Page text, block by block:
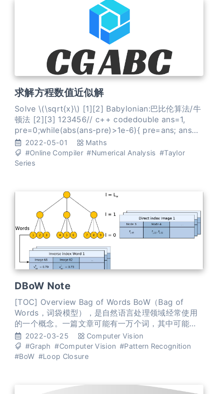
求解方程数值近似解
Solve \(\sqrt{x}\) [1][2] Babylonian:巴比伦算法/牛
顿法 [2][3] 123456// c++ codedouble ans=1,
pre=0;while(abs(ans-pre)>1e-6){ pre=ans; ans=
(ans+x/ans)/2;} 基于泰勒公式的级数逼近 [2] 在 线
性化点 \(x_0=1\) 泰勒展开 \[ \sqr
2022-05-01
Maths
#Online Compiler #Numerical Analysis #Taylor
Series
DBoW Note
[TOC] Overview Bag of Words BoW（Bag of
Words，词袋模型），是自然语言处理领域经常使用
的一个概念。一篇文章可能有一万个词，其中可能只
有500个不同的单词，每个词出现的次数各不相同。
词袋就像一个个袋子，每个袋子里装着同样的词。这
构成了一种文本的表示方式。这种表示方式不考虑文
2022-03-25
Computer Vision
#Graph #Computer Vision #Pattern Recognition
#BoW #Loop Closure